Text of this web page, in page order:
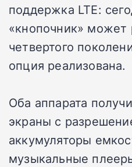
поддержка LTE:
«кнопочник» может
четвертого
опция реализована.
Оба аппарата
экраны с
аккумуляторы
музыкальные